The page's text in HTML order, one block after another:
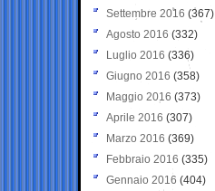
Settembre 2016 (367)
Agosto 2016 (332)
Luglio 2016 (336)
Giugno 2016 (358)
Maggio 2016 (373)
Aprile 2016 (307)
Marzo 2016 (369)
Febbraio 2016 (335)
Gennaio 2016 (404)